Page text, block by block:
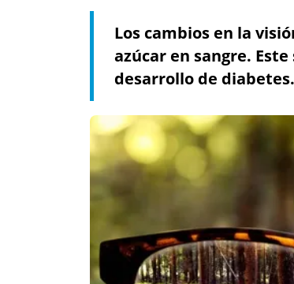
Los cambios en la
azúcar en sangre.
desarrollo de diabetes.